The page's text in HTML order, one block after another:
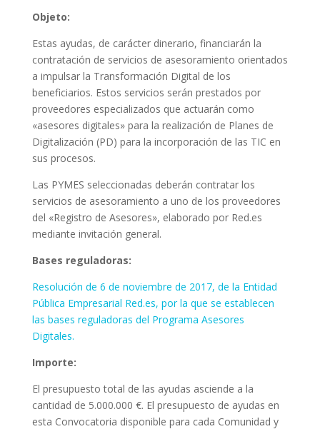
Objeto:
Estas ayudas, de carácter dinerario, financiarán la
contratación de servicios de asesoramiento orientados
a impulsar la Transformación Digital de los
beneficiarios. Estos servicios serán prestados por
proveedores especializados que actuarán como
«asesores digitales» para la realización de Planes de
Digitalización (PD) para la incorporación de las TIC en
sus procesos.
Las PYMES seleccionadas deberán contratar los
servicios de asesoramiento a uno de los proveedores
del «Registro de Asesores», elaborado por Red.es
mediante invitación general.
Bases reguladoras:
Resolución de 6 de noviembre de 2017, de la Entidad
Pública Empresarial Red.es, por la que se establecen
las bases reguladoras del Programa Asesores
Digitales.
Importe:
El presupuesto total de las ayudas asciende a la
cantidad de 5.000.000 €. El presupuesto de ayudas en
esta Convocatoria disponible para cada Comunidad y